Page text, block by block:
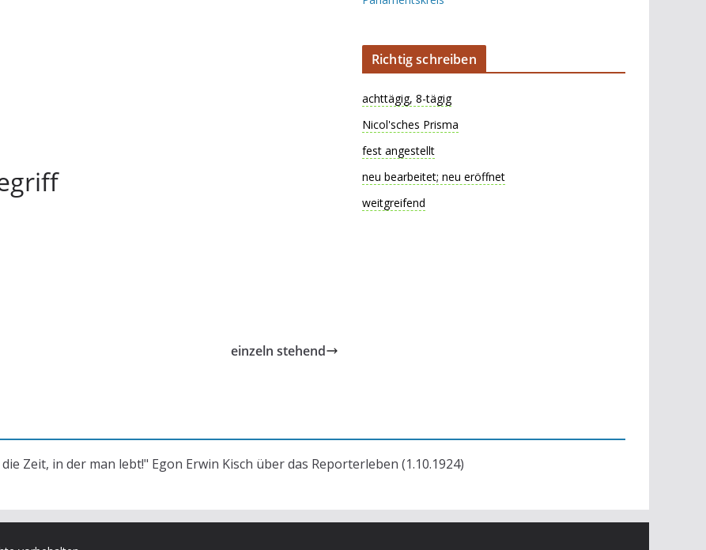
einzeln stehend
Richtig schreiben
achttägig, 8-tägig
Nicol'sches Prisma
fest angestellt
neu bearbeitet; neu eröffnet
weitgreifend
Zeit, in der man lebt!" Egon Erwin Kisch über das Reporterleben (1.10.1924)